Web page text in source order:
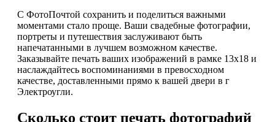
С ФотоПочтой сохранить и поделиться важными
моментами стало проще. Ваши свадебные фотографии,
портреты и путешествия заслуживают быть
напечатанными в лучшем возможном качестве.
Заказывайте печать ваших изображений в рамке 13х18 и
наслаждайтесь воспоминаниями в превосходном
качестве, доставленными прямо к вашей двери в г
Электроугли.
Сколько стоит печать фотографий